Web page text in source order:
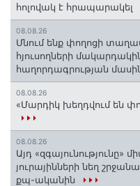
հոլովակ է հրապարակել
08.08.26
Մնում ենք փողոցի
հյուսողների
հաղորդագրության
08.08.26
«Մարդիկ խեղդվում են
08.08.26
Այդ «զգայունությունը»
յուրայինների նեղ
քպ-ականին